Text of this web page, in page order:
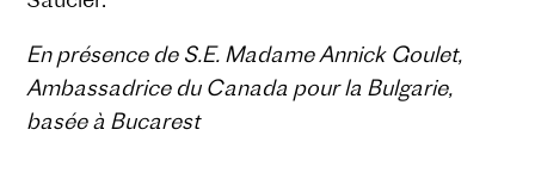
En présence de S.E. Madame Annick Goulet,
Ambassadrice du Canada pour la Bulgarie,
basée à Bucarest